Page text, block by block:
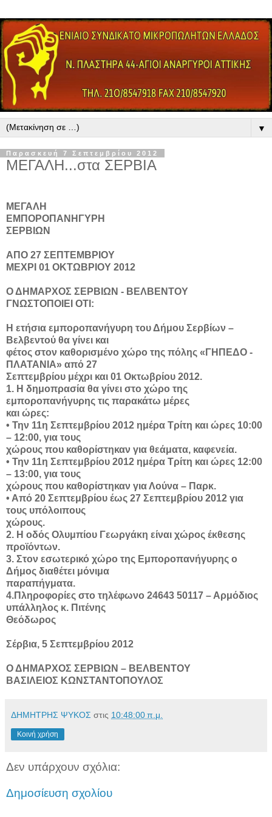
▼
Παρασκευή 7 Σεπτεμβρίου 2012
ΜΕΓΑΛΗ...στα ΣΕΡΒΙΑ
ΜΕΓΑΛΗ
ΕΜΠΟΡΟΠΑΝΗΓΥΡΗ
ΣΕΡΒΙΩΝ
ΑΠΟ 27 ΣΕΠΤΕΜΒΡΙΟΥ
ΜΕΧΡΙ 01 ΟΚΤΩΒΡΙΟΥ 2012
Ο ΔΗΜΑΡΧΟΣ ΣΕΡΒΙΩΝ - ΒΕΛΒΕΝΤΟΥ
ΓΝΩΣΤΟΠΟΙΕΙ ΟΤΙ:
Η ετήσια εμποροπανήγυρη του Δήμου Σερβίων –
Βελβεντού θα γίνει και
φέτος στον καθορισμένο χώρο της πόλης «ΓΗΠΕΔΟ -
ΠΛΑΤΑΝΙΑ» από 27
Σεπτεμβρίου μέχρι και 01 Οκτωβρίου 2012.
1. Η δημοπρασία θα γίνει στο χώρο της
εμποροπανήγυρης τις παρακάτω μέρες
και ώρες:
• Την 11η Σεπτεμβρίου 2012 ημέρα Τρίτη και ώρες 10:00
– 12:00, για τους
χώρους που καθορίστηκαν για θεάματα, καφενεία.
• Την 11η Σεπτεμβρίου 2012 ημέρα Τρίτη και ώρες 12:00
– 13:00, για τους
χώρους που καθορίστηκαν για Λούνα – Παρκ.
• Από 20 Σεπτεμβρίου έως 27 Σεπτεμβρίου 2012 για
τους υπόλοιπους
χώρους.
2. Η οδός Ολυμπίου Γεωργάκη είναι χώρος έκθεσης
προϊόντων.
3. Στον εσωτερικό χώρο της Εμποροπανήγυρης ο
Δήμος διαθέτει μόνιμα
παραπήγματα.
4.Πληροφορίες στο τηλέφωνο 24643 50117 – Αρμόδιος
υπάλληλος κ. Πιτένης
Θεόδωρος
Σέρβια, 5 Σεπτεμβρίου 2012
Ο ΔΗΜΑΡΧΟΣ ΣΕΡΒΙΩΝ – ΒΕΛΒΕΝΤΟΥ
ΒΑΣΙΛΕΙΟΣ ΚΩΝΣΤΑΝΤΟΠΟΥΛΟΣ
ΔΗΜΗΤΡΗΣ ΨΥΚΟΣ στις 10:48:00 π.μ.
Κοινή χρήση
Δεν υπάρχουν σχόλια:
Δημοσίευση σχολίου